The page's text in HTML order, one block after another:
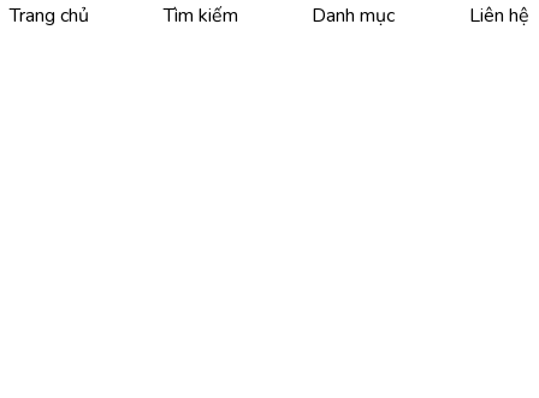
Giá:
Trang chủ Tìm kiếm Danh mục Liên hệ